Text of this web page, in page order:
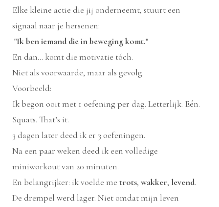
Elke kleine actie die jij onderneemt, stuurt een
signaal naar je hersenen:
"Ik ben iemand die in beweging komt."
En dan… komt die motivatie tóch.
Niet als voorwaarde, maar als gevolg.
Voorbeeld:
Ik begon ooit met 1 oefening per dag. Letterlijk. Eén.
Squats. That’s it.
3 dagen later deed ik er 3 oefeningen.
Na een paar weken deed ik een volledige
miniworkout van 20 minuten.
En belangrijker: ik voelde me trots, wakker, levend.
De drempel werd lager. Niet omdat mijn leven